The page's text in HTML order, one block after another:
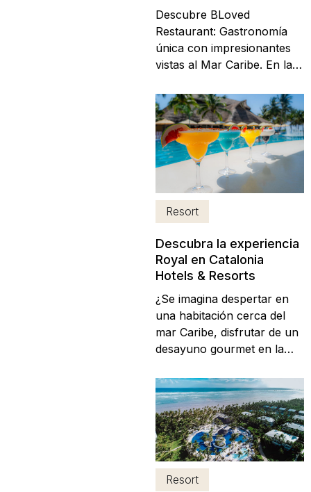
Descubre BLoved
Restaurant: Gastronomía
única con impresionantes
vistas al Mar Caribe. En la
sumérgete en una
experiencia inolvidable
donde la comida y el paisaje
se fusionan. Bienvenido a
BLoved Restaurant, el
exclusivo restaurante
presente en todos los
hoteles Catalonia...
Resort
Descubra la experiencia
Royal en Catalonia
Hotels & Resorts
¿Se imagina despertar en
una habitación cerca del
mar Caribe, disfrutar de un
desayuno gourmet en la
piscina con sus amigos o
recibir un masaje en
pareja? Todo esto y mucho
más es lo que ofrece la
experiencia Royal en los
hoteles Catalonia Royal
Tulum, Catalonia Royal
Resort